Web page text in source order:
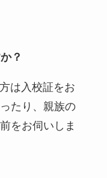
？
は入校証をお
たり、親族の
をお伺いしま